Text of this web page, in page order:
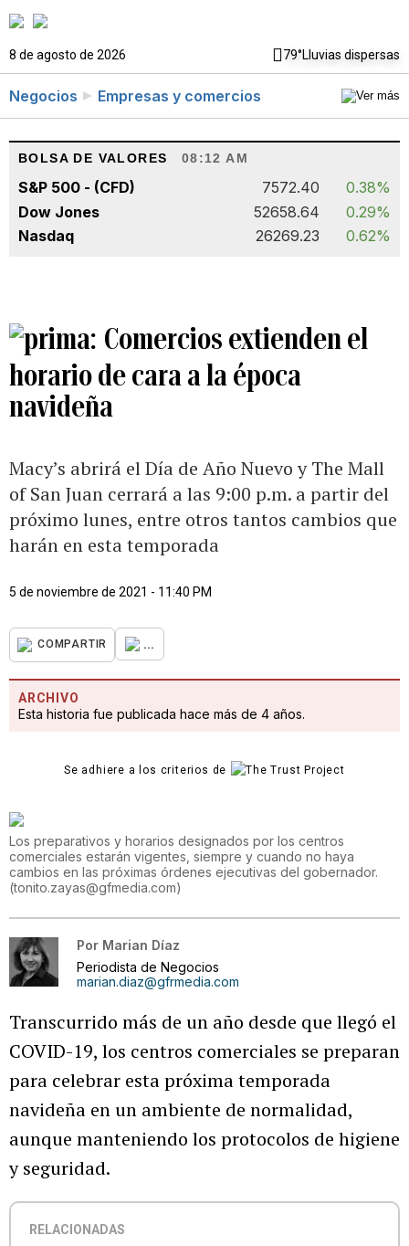
8 de agosto de 2026 79°Lluvias dispersas
Negocios Empresas y comercios
BOLSA DE VALORES 08:12 AM
S&P 500 - (CFD) 7572.40
0.38%
Dow Jones
52658.64
0.29%
Nasdaq
26269.23 0.62%
Comercios extienden el
horario de cara a la época
navideña
Macy’s abrirá el Día de Año Nuevo y The Mall
of San Juan cerrará a las 9:00 p.m. a partir del
próximo lunes, entre otros tantos cambios que
harán en esta temporada
5 de noviembre de 2021 - 11:40 PM
COMPARTIR ...
ARCHIVO
Esta historia fue publicada hace más de 4 años.
Se adhiere a los criterios de
Los preparativos y horarios designados por los centros
comerciales estarán vigentes, siempre y cuando no haya
cambios en las próximas órdenes ejecutivas del gobernador.
(tonito.zayas@gfmedia.com)
Por Marian Díaz
Periodista de Negocios
marian.diaz@gfrmedia.com
Transcurrido más de un año desde que llegó el
COVID-19, los centros comerciales se preparan
para celebrar esta próxima temporada
navideña en un ambiente de normalidad,
aunque manteniendo los protocolos de higiene
y seguridad.
RELACIONADAS